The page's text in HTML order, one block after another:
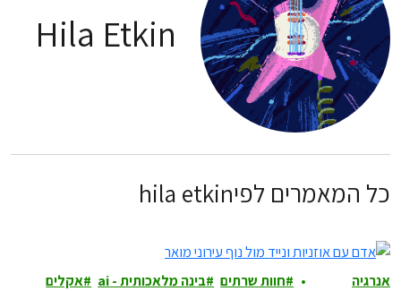
Hila Etkin
כל המאמרים לפיhila etkin
אנרגיה
חוות שרתים בינה מלאכותית - ai
אקלים